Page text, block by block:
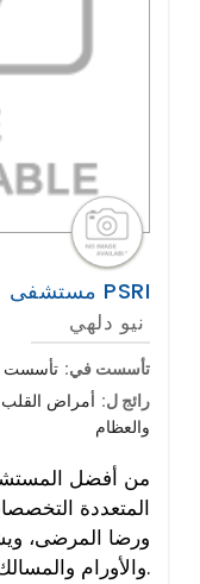
مستشفى PSRI
نيو دلهي
تأسست في: تأسست
رائج ل: أمراض القلب
والعظام
المتعددة
ورضا المرضى،
والأورام والمسالك.